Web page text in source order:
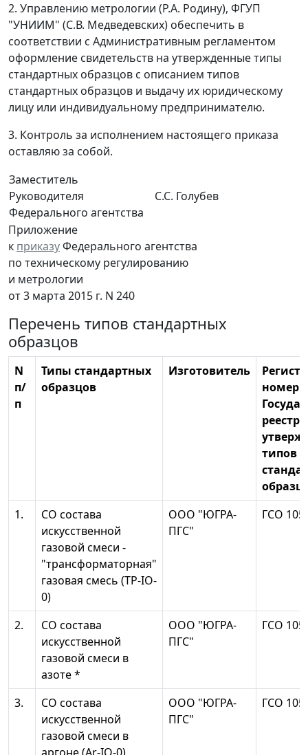
2. Управлению метрологии (Р.А. Родину), ФГУП
"УНИИМ" (С.В. Медведевских) обеспечить в
соответствии с Административным регламентом
оформление свидетельств на утвержденные типы
стандартных образцов с описанием типов
стандартных образцов и выдачу их юридическому
лицу или индивидуальному предпринимателю.
3. Контроль за исполнением настоящего приказа
оставляю за собой.
Заместитель
Руководителя
Федерального агентства
С.С. Голубев
Приложение
к приказуФедерального агентства
по техническому регулированию
и метрологии
от 3 марта 2015 г. N 240
Перечень типов стандартных
образцов
N
п/
п
Типы стандартных
образцов
Изготовитель
номер в
реестре
типов
1.
СО состава
искусственной
газовой смеси -
"трансформаторная"
газовая смесь (ТР-IO-
0)
ООО "ЮГРА-
ПГС"
ГСО
2.
СО состава
искусственной
газовой смеси в
азоте *
ООО "ЮГРА-
ПГС"
ГСО
3.
СО состава
искусственной
газовой смеси в
ООО "ЮГРА-
ПГС"
ГСО